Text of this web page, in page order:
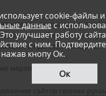
мы расскажем о
какие требования к нему
он должен обладать.
мероприятия:
сайтов своими
cookie-файлы и
данныес
улучшает работу
с ним.
нажав кнопу Ок.
Ок